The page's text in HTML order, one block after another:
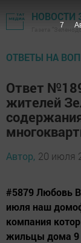
НОВОСТИ
Газета
ОТВЕТЫ НА
Ответ
жителей
Автор, 20 июля
#5879 Любовь
июля наш
компания
жильцы дома 9
6